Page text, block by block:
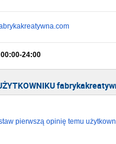
00:00-24:00
pierwszą opinię temu